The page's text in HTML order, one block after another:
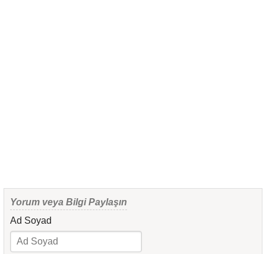
Yorum veya Bilgi Paylaşın
Ad Soyad